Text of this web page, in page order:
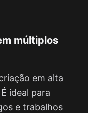
múltiplos
em alta
ideal para
e trabalhos